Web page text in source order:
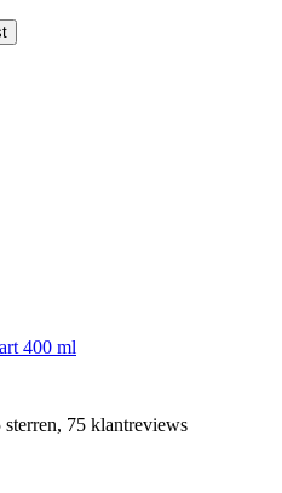
400 ml
75 klantreviews